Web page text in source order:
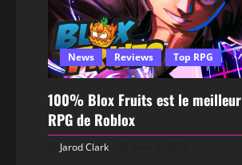
News Reviews Top RPG
100% Blox Fruits est le meilleur
RPG de Roblox
Jarod Clark